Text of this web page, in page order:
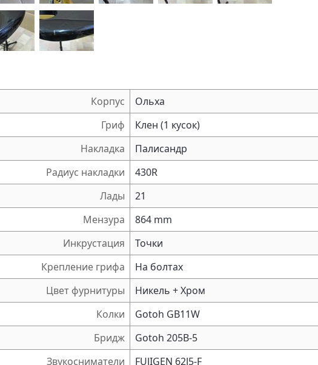
Корпус
Ольха
Гриф
Клен (1 кусок)
Накладка
Палисандр
Радиус накладки
430R
Лады
21
Мензура
864 mm
Инкрустация
Точки
Крепление грифа
На болтах
Цвет фурнитуры
Никель + Хром
Колки
Gotoh GB11W
Бридж
Gotoh 205B-5
Звукосниматели
FUJIGEN 62J5-F